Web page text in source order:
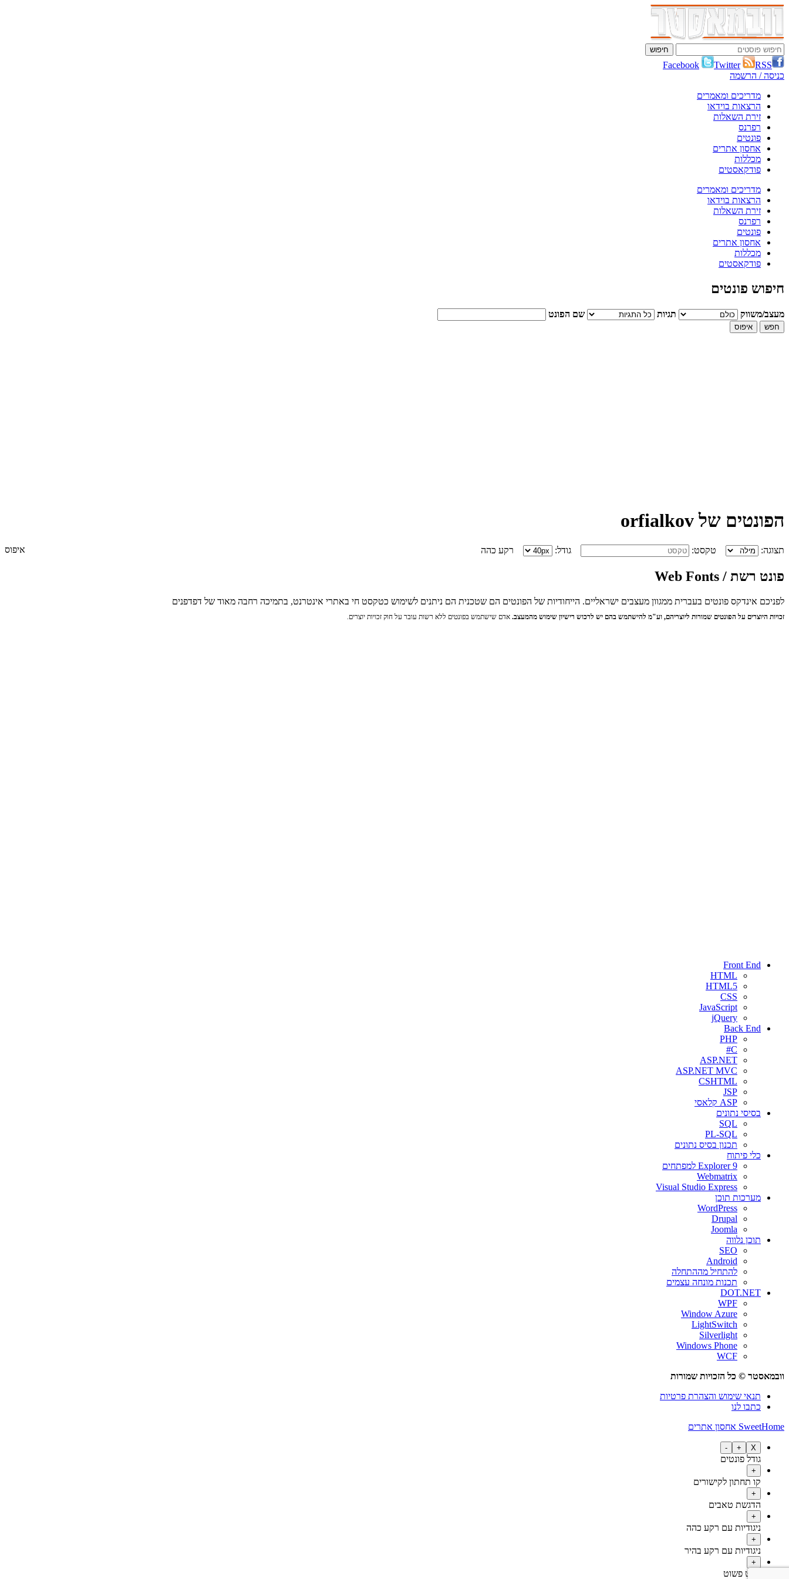
Facebook Twitter
RSS
כניסה / הרשמה
מדריכים ומאמרים
הרצאות בוידאו
זירת השאלות
רפרנס
פונטים
אחסון אתרים
מכללות
פודקאסטים
מדריכים ומאמרים
הרצאות בוידאו
זירת השאלות
רפרנס
פונטים
אחסון אתרים
מכללות
פודקאסטים
חיפוש פונטים
מעצב/משווק תגיות שם הפונט
הפונטים של orfialkov
תצוגה: טקסט: גודל: רקע כהה איפוס
פונט רשת / Web Fonts
לפניכם אינדקס פונטים בעברית ממגוון מעצבים ישראליים. הייחודיות של הפונטים הם שטכנית הם ניתנים לשימוש כטקסט חי באתרי אינטרנט, בתמיכה רחבה מאוד של דפדפנים
זכויות היוצרים על הפונטים שמורות ליוצריהם, וע"מ להישתמש בהם יש לרכוש רישיון שימוש מהמעצב. אדם שישתמש בפונטים ללא רשות עובר על חוק זכויות יוצרים.
Front End
HTML
HTML5
CSS
JavaScript
jQuery
Back End
PHP
C#
ASP.NET
ASP.NET MVC
CSHTML
JSP
ASP קלאסי
בסיסי נתונים
SQL
PL-SQL
תכנון בסיס נתונים
כלי פיתוח
Explorer 9 למפתחים
Webmatrix
Visual Studio Express
מערכות תוכן
WordPress
Drupal
Joomla
תוכן נלווה
SEO
Android
להתחיל מההתחלה
תכנות מונחה עצמים
DOT.NET
WPF
Window Azure
LightSwitch
Silverlight
Windows Phone
WCF
וובמאסטר © כל הזכויות שמורות
תנאי שימוש והצהרת פרטיות
כתבו לנו
SweetHome אחסון אתרים
X
+
-
גודל פונטים
+
קו תחתון לקישורים
+
הדגשת טאבים
+
ניגודיות עם רקע כהה
+
ניגודיות עם רקע בהיר
+
פונט פשוט